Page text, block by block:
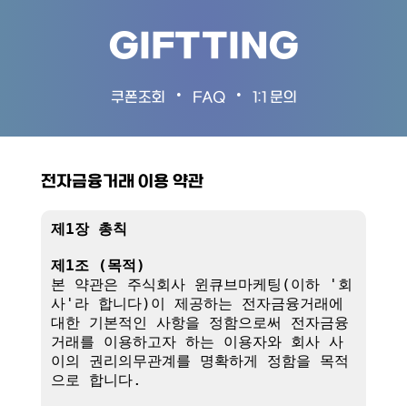
GIFTTING
쿠폰조회 • FAQ • 1:1 문의
전자금융거래 이용 약관
제1장 총칙
제1조 (목적)
본 약관은 주식회사 윈큐브마케팅(이하 '회
사'라 합니다)이 제공하는 전자금융거래에
대한 기본적인 사항을 정함으로써 전자금융
거래를 이용하고자 하는 이용자와 회사 사
이의 권리의무관계를 명확하게 정함을 목적
으로 합니다.